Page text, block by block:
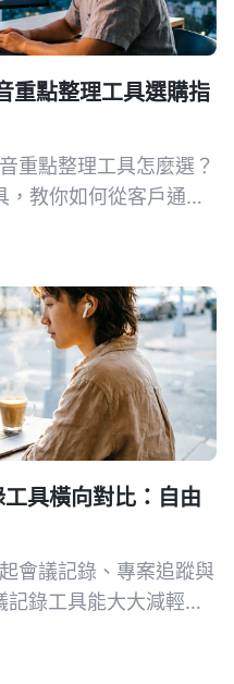
重點整理工具選購指
重點整理工具怎麼選？
教你如何從客戶通話
具橫向對比：自由
會議記錄、專案追蹤與
錄工具能大大減輕負